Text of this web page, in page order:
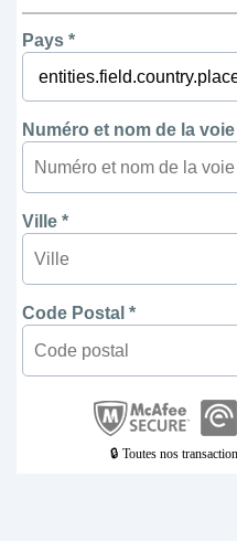
Pays *
Numéro et nom de la voie
Ville *
Code Postal *
🔒 Toutes nos